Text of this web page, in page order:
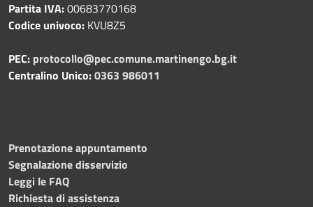
Partita IVA:00683770168
Codice univoco: KVU8Z5
PEC: protocollo@pec.comune.martinengo.bg.it
Centralino Unico:0363 986011
Prenotazione appuntamento
Segnalazione disservizio
Leggi le FAQ
Richiesta di assistenza